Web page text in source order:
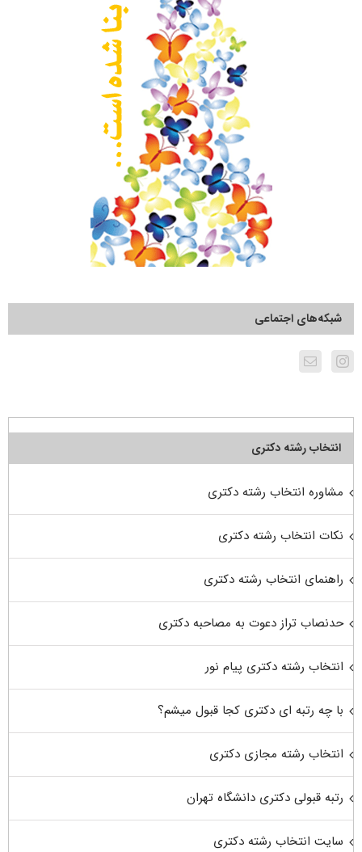
شبکه‌های اجتماعی
انتخاب رشته دکتری
مشاوره انتخاب رشته دکتری
نکات انتخاب رشته دکتری
راهنمای انتخاب رشته دکتری
حدنصاب تراز دعوت به مصاحبه دکتری
انتخاب رشته دکتری پیام نور
با چه رتبه ای دکتری کجا قبول میشم؟
انتخاب رشته مجازی دکتری
رتبه قبولی دکتری دانشگاه تهران
سایت انتخاب رشته دکتری